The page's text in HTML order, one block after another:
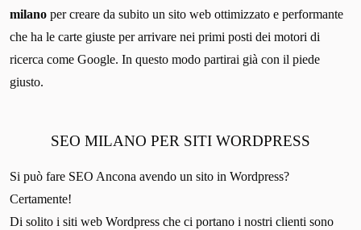
milano per creare da subito un sito web ottimizzato e performante
che ha le carte giuste per arrivare nei primi posti dei motori di
ricerca come Google. In questo modo partirai già con il piede
giusto.
SEO MILANO PER SITI WORDPRESS
Si può fare SEO Ancona avendo un sito in Wordpress?
Certamente!
Di solito i siti web Wordpress che ci portano i nostri clienti sono